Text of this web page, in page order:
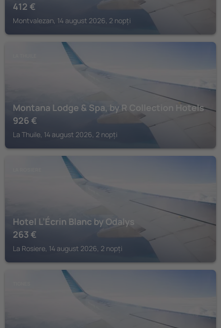
412 €
Montvalezan, 14 august 2026, 2 nopți
Montana Lodge & Spa, by R Collection Hotels
926 €
La Thuile, 14 august 2026, 2 nopți
Hotel L’Écrin Blanc by Odalys
263 €
La Rosiere, 14 august 2026, 2 nopți